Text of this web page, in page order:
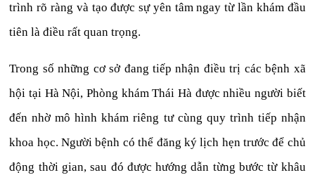
trình rõ ràng và tạo được sự yên tâm ngay từ lần khám đầu
tiên là điều rất quan trọng.
Trong số những cơ sở đang tiếp nhận điều trị các bệnh xã
hội tại Hà Nội, Phòng khám Thái Hà được nhiều người biết
đến nhờ mô hình khám riêng tư cùng quy trình tiếp nhận
khoa học. Người bệnh có thể đăng ký lịch hẹn trước để chủ
động thời gian, sau đó được hướng dẫn từng bước từ khâu